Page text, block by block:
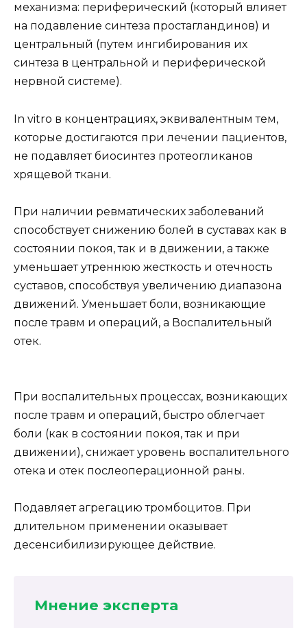
механизма: периферический (который влияет
на подавление синтеза простагландинов) и
центральный (путем ингибирования их
синтеза в центральной и периферической
нервной системе).
In vitro в концентрациях, эквивалентным тем,
которые достигаются при лечении пациентов,
не подавляет биосинтез протеогликанов
хрящевой ткани.
При наличии ревматических заболеваний
способствует снижению болей в суставах как в
состоянии покоя, так и в движении, а также
уменьшает утреннюю жесткость и отечность
суставов, способствуя увеличению диапазона
движений. Уменьшает боли, возникающие
после травм и операций, а Воспалительный
отек.
При воспалительных процессах, возникающих
после травм и операций, быстро облегчает
боли (как в состоянии покоя, так и при
движении), снижает уровень воспалительного
отека и отек послеоперационной раны.
Подавляет агрегацию тромбоцитов. При
длительном применении оказывает
десенсибилизирующее действие.
Мнение эксперта